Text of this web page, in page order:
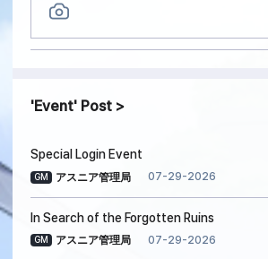
Event Post
Special Login Event
GM アスニア管理局 07-29-2026
In Search of the Forgotten Ruins
GM アスニア管理局 07-29-2026